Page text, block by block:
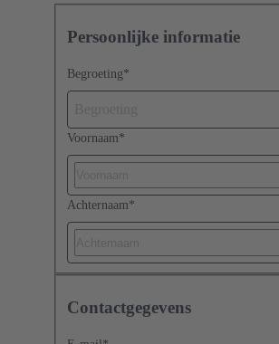
Persoonlijke informatie
Begroeting*
Voornaam*
Achternaam*
Contactgegevens